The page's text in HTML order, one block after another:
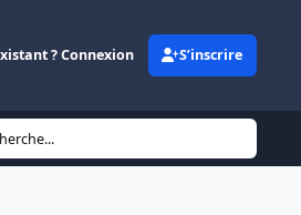
? Connexion S’inscrire